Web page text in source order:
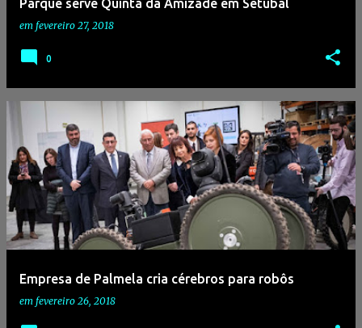
Parque serve Quinta da Amizade em Setúbal
em fevereiro 27, 2018
0
Empresa de Palmela cria cérebros para robôs
em fevereiro 26, 2018